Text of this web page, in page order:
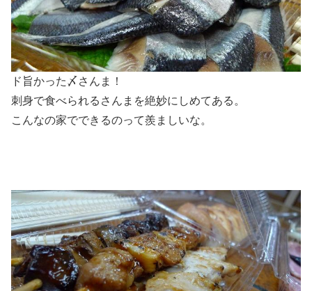
ド旨かった〆さんま！
刺身で食べられるさんまを絶妙にしめてある。
こんなの家でできるのって羨ましいな。